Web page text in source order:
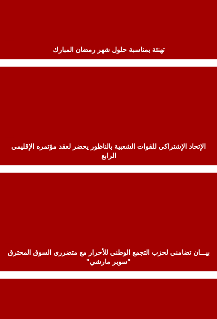
تهنئة بمناسبة حلول شهر رمضان المبارك
الإتحاد الإشتراكي للقوات الشعبية بالناظور يحضر لعقد مؤتمره الإقليمي
الرابع
بيـــان تضامني لحزب التجمع الوطني للأحرار مع متضرري السوق المحترق
"سوبر مارشي"